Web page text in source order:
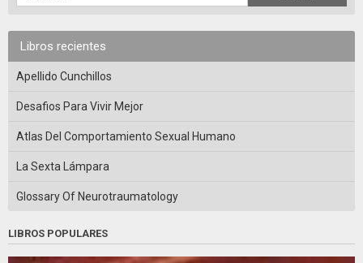
Libros recientes
Apellido Cunchillos
Desafios Para Vivir Mejor
Atlas Del Comportamiento Sexual Humano
La Sexta Lámpara
Glossary Of Neurotraumatology
LIBROS POPULARES